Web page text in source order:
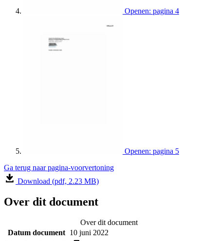
Openen: pagina 4
Openen: pagina 5
Ga terug naar pagina-voorvertoning
Download (pdf, 2.23 MB)
Over dit document
Over dit document
Datum document 10 juni 2022